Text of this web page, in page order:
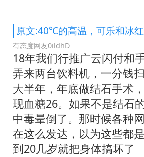
原文:40℃的高温，可乐和冰
有态度网友0ildhD
18年我们行推广云闪付和
弄来两台饮料机，一分钱
大半年，年底做结石手术
现血糖26。如果不是结石
中毒晕倒了。那时候各种
在这么发达，以为这些都
到20几岁就把身体搞坏了